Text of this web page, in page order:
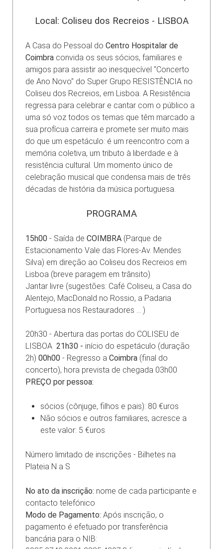
Local: Coliseu dos Recreios - LISBOA
A Casa do Pessoal do Centro Hospitalar de
Coimbra convida os seus sócios, familiares e
amigos para assistir ao inesquecível "Concerto
de Ano Novo" do Super Grupo RESISTÊNCIA no
Coliseu dos Recreios, em Lisboa. A Resistência
regressa para celebrar e cantar com o público a
uma só voz todos os temas que têm marcado a
sua profícua carreira e promete ser muito mais
do que um espetáculo: é um reencontro com a
memória coletiva, um tributo à liberdade e à
resistência cultural. Um momento único de
celebração musical que condensa mais de três
décadas de história da música portuguesa.
PROGRAMA
15h00 - Saída de COIMBRA (Parque de
Estacionamento Vale das Flores-Av. Mendes
Silva) em direção ao Coliseu dos Recreios em
Lisboa (breve paragem em trânsito)
Jantar livre (sugestões: Café Coliseu, a Casa do
Alentejo, MacDonald no Rossio, a Padaria
Portuguesa nos Restauradores ... )
20h30 - Abertura das portas do COLISEU de
LISBOA 21h30 - início do espetáculo (duração
2h) 00h00 - Regresso a Coimbra (final do
concerto), hora prevista de chegada 03h00
PREÇO por pessoa:
sócios (cônjuge, filhos e pais): 80 €uros
Não sócios e outros familiares, acresce a
este valor: 5 €uros
Número limitado de inscrições - Bilhetes na
Plateia N a S
No ato da inscrição: nome de cada participante e
contacto telefónico
Modo de Pagamento: Após inscrição, o
pagamento é efetuado por transferência
bancária para o NIB: